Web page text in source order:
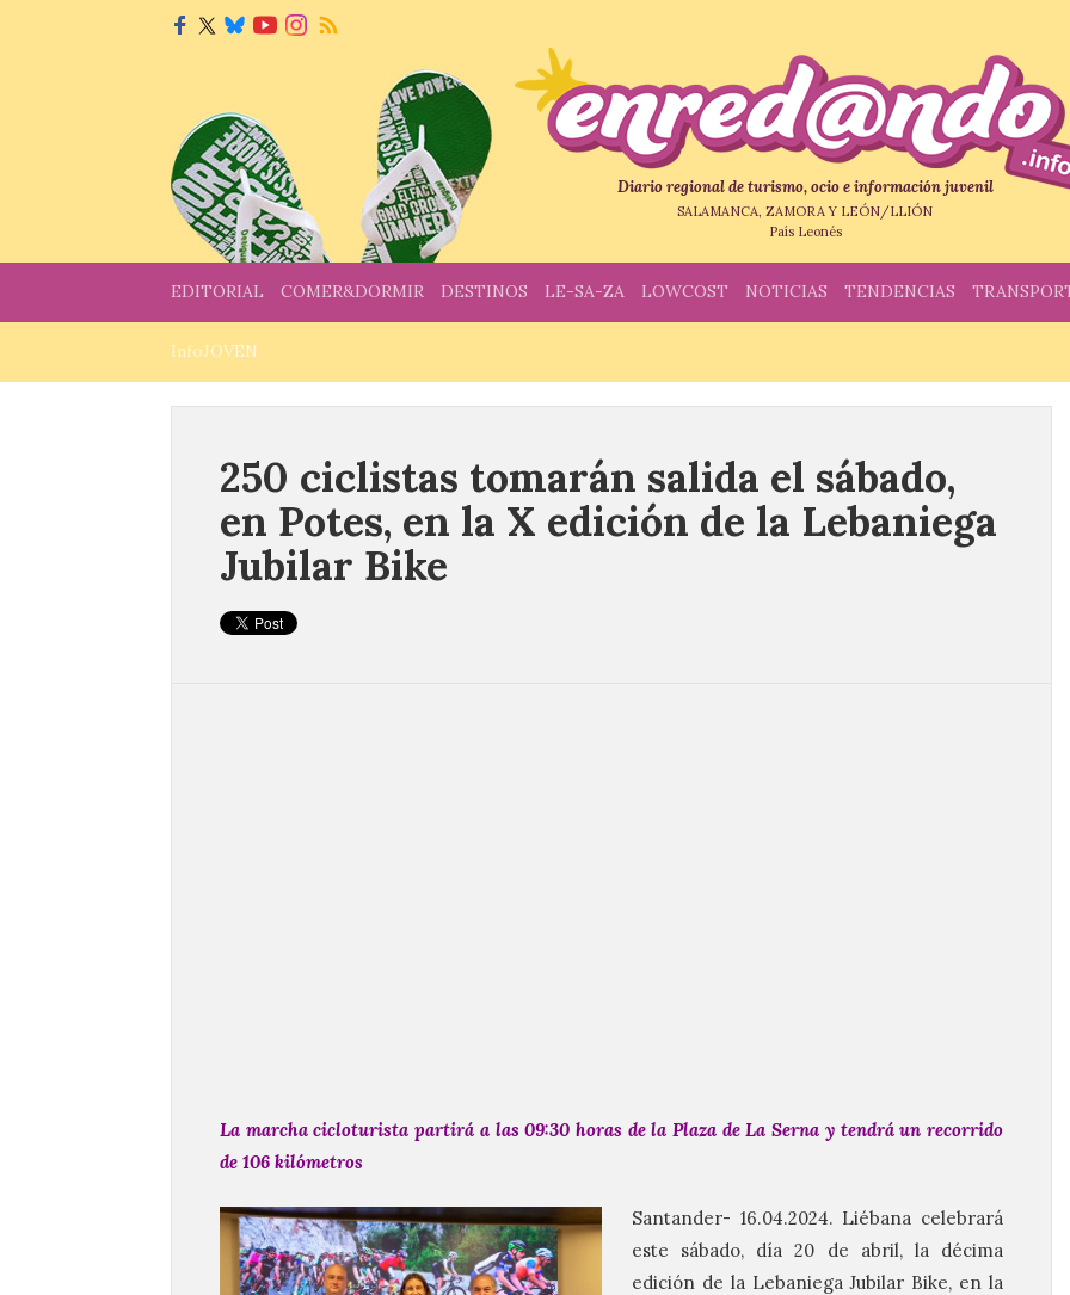
Diario regional de turismo, ocio e información juvenil
SALAMANCA, ZAMORA Y LEÓN/LLIÓN
País Leonés
EDITORIAL COMER&DORMIR DESTINOS LE-SA-ZA LOWCOST NOTICIAS TENDENCIAS
InfoJOVEN
250 ciclistas tomarán salida el sábado,
en Potes, en la X edición de la Lebaniega
Jubilar Bike
La marcha cicloturista partirá a las 09:30 horas de la Plaza de La Serna y tendrá un recorrido
de 106 kilómetros
Santander- 16.04.2024. Liébana celebrará
este sábado, día 20 de abril, la décima
edición de la Lebaniega Jubilar Bike, en la